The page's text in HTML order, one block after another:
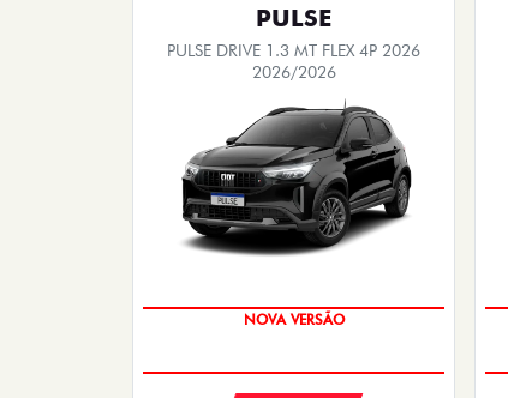
PULSE
PULSE DRIVE 1.3 MT FLEX 4P 2026
2026/2026
PREÇO IMPERDÍVEL